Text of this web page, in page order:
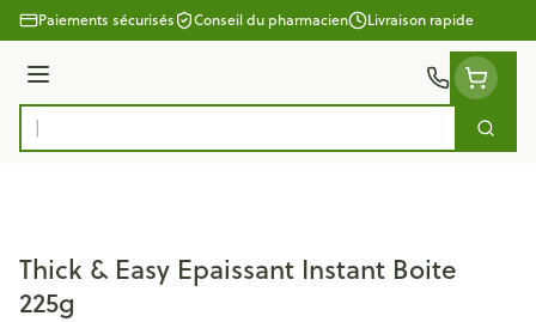
Aller au contenu
Paiements sécurisés Conseil du pharmacien Livraison rapide
Menu
Rechercher
Thick & Easy Epaissant Instant Boite
225g